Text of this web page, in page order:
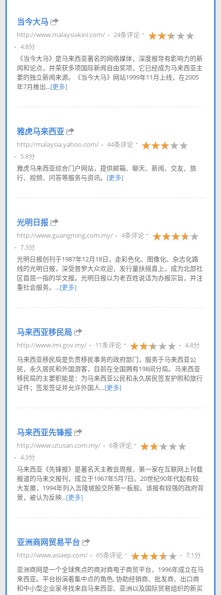
当今大马
http://www.malaysiakini.com/
24条评论
4.8分
《当今大马》是马来西亚著名的网络媒体，深度报导有影响力的新
闻和论点，并荣获多项国际新闻自由奖项，它已经成为马来西亚主
要的独立新闻来源。《当今大马》网站1999年11月上线，在2005
年7月推出...[更多]
雅虎马来西亚
http://malaysia.yahoo.com/
44条评论
5.8分
雅虎马来西亚综合门户网站，提供邮箱、聊天、新闻、交友、旅
行、视频、问答等服务与资讯。 [更多]
光明日报
http://www.guangming.com.my/
4条评论
7.3分
光明日报创刊于1987年12月18日，走彩色化、图像化、杂志化路
线的光明日报，深受普罗大众欢迎，发行量扶摇直上，成为北部社
区首屈一指的华文报。光明日报以为老百姓说话为办报宗旨，并注
重社会服务。...[更多]
马来西亚移民局
http://www.imi.gov.my/ 11条评论
4.8分
马来西亚移民局是负责移民事务的政府部门，服务于马来西亚公
民，永久居民和外国游客，目前在全国拥有198间分局。马来西亚
移民局的主要职能是：为马来西亚公民和永久居民签发护照和旅行
证件；签发签证并允许外国人...[更多]
马来西亚先锋报
http://www.utusan.com.my/
6条评论
4.3分
马来西亚《先锋报》是著名天主教会周报，第一家在互联网上刊载
报道的马来文报刊，成立于1967年5月7日。20世纪90年代起有较
大发展，1994年列入吉隆坡股交所第一板股。该报有较强的政府背
景，被认为反映...[更多]
亚洲商网贸易平台
http://www.asiaep.com/ 65条评论
7.1分
亚洲商网是一个全球焦点的商对商电子商贸平台，1996年成立在马
来西亚。平台扮演着集中点的角色, 协助经销商、批发商、出口商
和中小型企业家寻找来自马来西亚、亚洲以及国际贸易组织的新买